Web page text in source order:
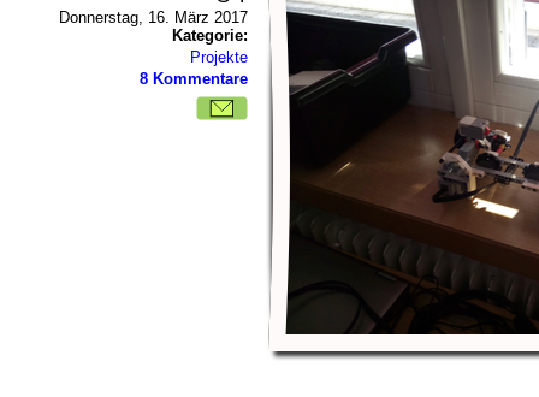
Donnerstag, 16. März 2017
Kategorie:
Projekte
8 Kommentare